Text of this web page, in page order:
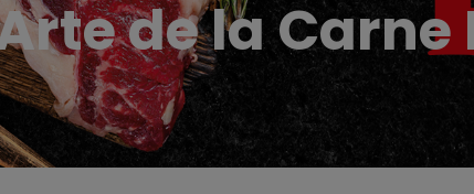
de la Carne